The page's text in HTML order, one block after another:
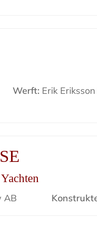
Werft:Erik
AB